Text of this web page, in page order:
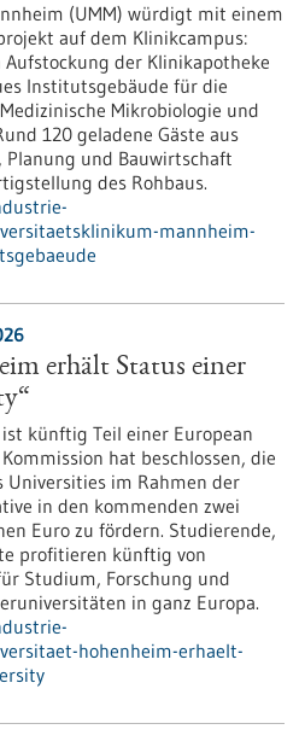
(UMM) würdigt mit einem
auf dem Klinikcampus:
der Klinikapotheke
Institutsgebäude für die
Mikrobiologie und
120 geladene Gäste aus
Planung und Bauwirtschaft
des Rohbaus.
mannheim-
erhält Status einer
künftig Teil einer European
hat beschlossen, die
Universities im Rahmen der
in den kommenden zwei
Euro zu fördern. Studierende,
profitieren künftig von
Studium, Forschung und
in ganz Europa.
hohenheim-erhaelt-